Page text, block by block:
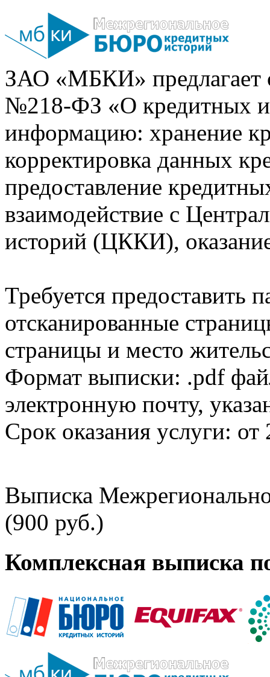
ЗАО «МБКИ» предлагает
№218-ФЗ «О кредитных
информацию: хранение
корректировка данных
предоставление
взаимодействие с
историй (ЦККИ),
Требуется предоставить
отсканированные
страницы и место
Формат выписки: .pdf
электронную почту,
Срок оказания услуги: от
Выписка
(900 руб.)
Комплексная выписка